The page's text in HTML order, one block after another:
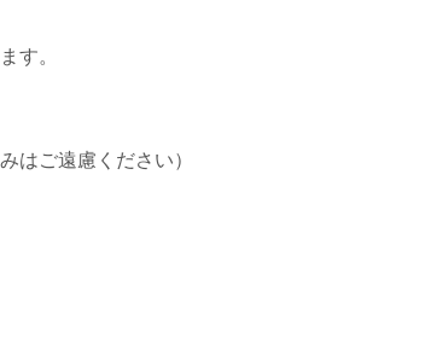
す。
はご遠慮ください）